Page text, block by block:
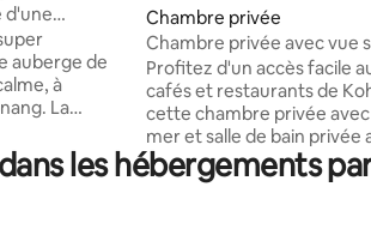
d'une
4
auberge de
à
La
super
un canapé-
Chambre privée
Chambre privée avec vue
coucher du soleil –
Profitez d'un accès facile
cafés et restaurants de
cette chambre privée avec
mer et salle de bain privée
View Hostel, à seulement
jetée de Mae Haad.
les hébergements